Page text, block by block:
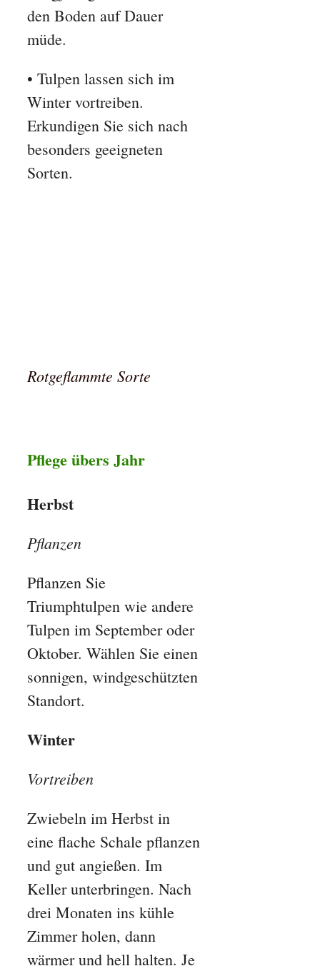
den Boden auf Dauer
müde.
• Tulpen lassen sich im
Winter vortreiben.
Erkundigen Sie sich nach
besonders geeigneten
Sorten.
Rotgeflammte Sorte
Pflege übers Jahr
Herbst
Pflanzen
Pflanzen Sie
Triumphtulpen wie andere
Tulpen im September oder
Oktober. Wählen Sie einen
sonnigen, windgeschützten
Standort.
Winter
Vortreiben
Zwiebeln im Herbst in
eine flache Schale pflanzen
und gut angießen. Im
Keller unterbringen. Nach
drei Monaten ins kühle
Zimmer holen, dann
wärmer und hell halten. Je